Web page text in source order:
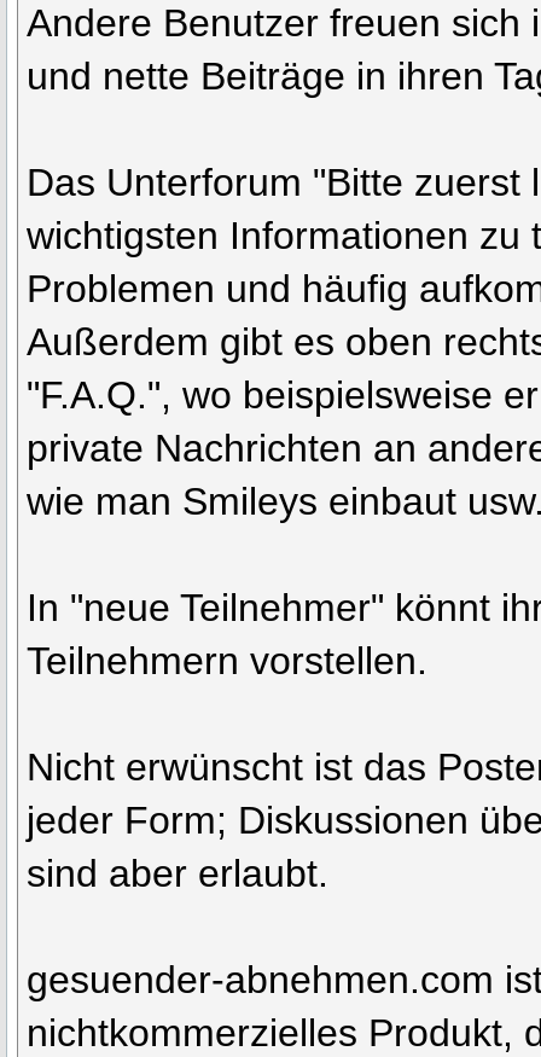
Andere Benutzer freuen sich
und nette Beiträge in ihren
Das Unterforum "Bitte zuerst
wichtigsten Informationen zu
Problemen und häufig
Außerdem gibt es oben
"F.A.Q.", wo beispielsweise
private Nachrichten an
wie man Smileys einbaut
In "neue Teilnehmer" könnt
Teilnehmern vorstellen.
Nicht erwünscht ist das
jeder Form; Diskussionen
sind aber erlaubt.
gesuender-abnehmen.com
nichtkommerzielles Produkt,